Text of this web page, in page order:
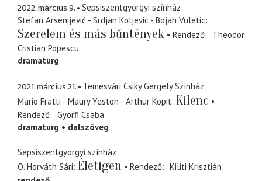
2022. március 9.
Sepsiszentgyörgyi színház
Stefan Arsenijević - Srdjan Koljevic - Bojan Vuletic
Szerelem és más bűntények Rendező
Theodor
Cristian Popescu
dramaturg
2021. március 21.
Temesvári Csiky Gergely Színház
Mario Fratti - Maury Yeston - Arthur Kopit Kilenc
Rendező
Györfi Csaba
dramaturg
dalszöveg
Sepsiszentgyörgyi színház
O. Horváth Sári Életigen Rendező
Kiliti Krisztián